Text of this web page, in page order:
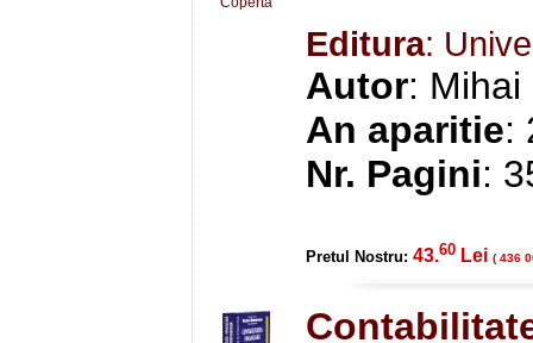
Editura:
Autor: Mihai
An aparitie:
Nr. Pagini:
Pretul Nostru: 43.60 Lei ( 436